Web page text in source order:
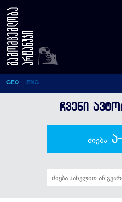
მარია იზაბელ
GEO ENG
ᲩᲕᲔᲜᲘ
ძიება